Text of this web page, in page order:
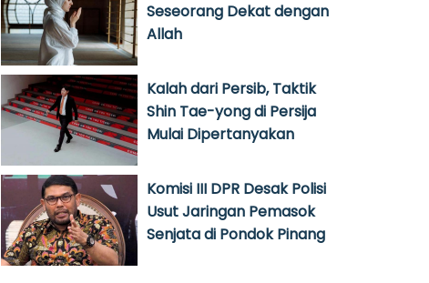
Seseorang Dekat dengan
Allah
Kalah dari Persib, Taktik
Shin Tae-yong di Persija
Mulai Dipertanyakan
Komisi III DPR Desak Polisi
Usut Jaringan Pemasok
Senjata di Pondok Pinang